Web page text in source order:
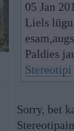
05 Jan
Liels
Paldies
Stereotipi
Sorry, bet